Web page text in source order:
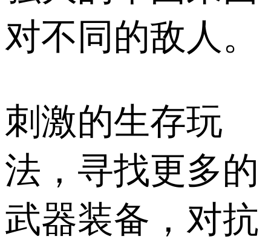
对不同的敌人。
刺激的生存玩
法，寻找更多的
武器装备，对抗